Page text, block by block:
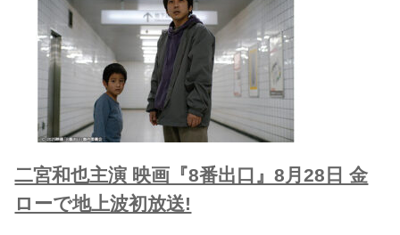
二宮和也主演 映画『8番出口』8月28日 金
ローで地上波初放送!